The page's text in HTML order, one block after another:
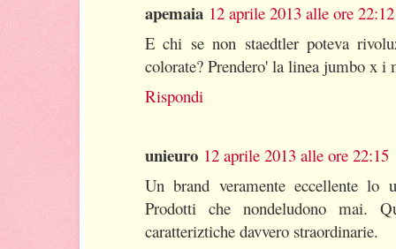
apemaia 12 aprile 2013 alle ore 22:12
E chi se non staedtler poteva
colorate? Prendero' la linea jumbo x i
Rispondi
unieuro 12 aprile 2013 alle ore 22:15
Un brand veramente eccellente
Prodotti che nondeludono mai.
caratteriztiche davvero straordinarie.